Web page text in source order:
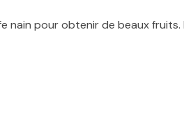
pour obtenir de beaux fruits.